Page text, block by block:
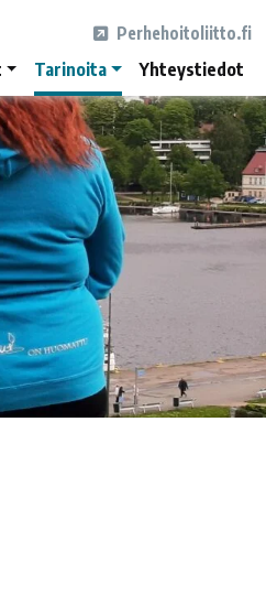
Perhehoitoliitto.fi
Tarinoita Yhteystiedot